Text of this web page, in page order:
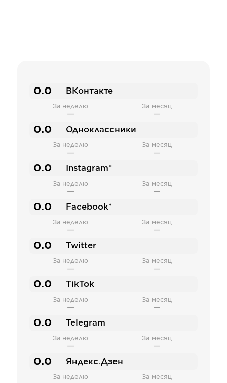
0.0 ВКонтакте
За неделю
—
За месяц
—
0.0 Одноклассники
За неделю
—
За месяц
—
0.0 Instagram*
За неделю
—
За месяц
—
0.0 Facebook*
За неделю
—
За месяц
—
0.0 Twitter
За неделю
—
За месяц
—
0.0 TikTok
За неделю
—
За месяц
—
0.0 Telegram
За неделю
—
За месяц
—
0.0 Яндекс.Дзен
За неделю За месяц